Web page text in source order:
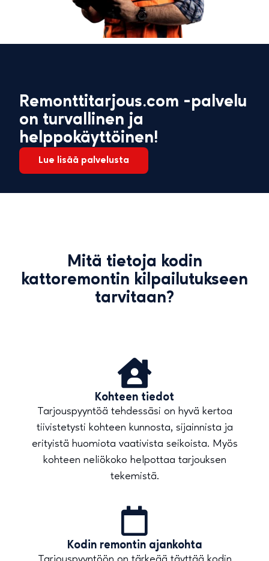
Remonttitarjous.com -palvelu
on turvallinen ja
helppokäyttöinen!
Lue lisää palvelusta
Mitä tietoja kodin
kattoremontin kilpailutukseen
tarvitaan?
Kohteen tiedot
Tarjouspyyntöä tehdessäsi on hyvä kertoa
tiivistetysti kohteen kunnosta, sijainnista ja
erityistä huomiota vaativista seikoista. Myös
kohteen neliökoko helpottaa tarjouksen
tekemistä.
Kodin remontin ajankohta